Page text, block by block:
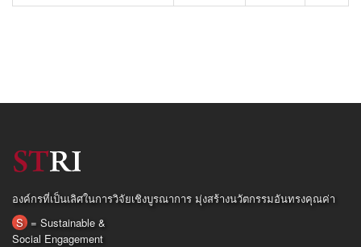
องค์กรที่เป็นเลิศในการวิจัยเชิงบูรณาการ มุ่งสร้างนวัตกรรมอันทรงคุณค่า
S = Sustainable &
Social Engagement